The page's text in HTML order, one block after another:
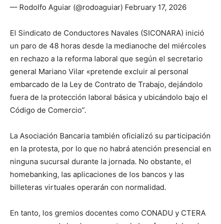
— Rodolfo Aguiar (@rodoaguiar) February 17, 2026
El Sindicato de Conductores Navales (SICONARA) inició
un paro de 48 horas desde la medianoche del miércoles
en rechazo a la reforma laboral que según el secretario
general Mariano Vilar «pretende excluir al personal
embarcado de la Ley de Contrato de Trabajo, dejándolo
fuera de la protección laboral básica y ubicándolo bajo el
Código de Comercio”.
La Asociación Bancaria también oficializó su participación
en la protesta, por lo que no habrá atención presencial en
ninguna sucursal durante la jornada. No obstante, el
homebanking, las aplicaciones de los bancos y las
billeteras virtuales operarán con normalidad.
En tanto, los gremios docentes como CONADU y CTERA